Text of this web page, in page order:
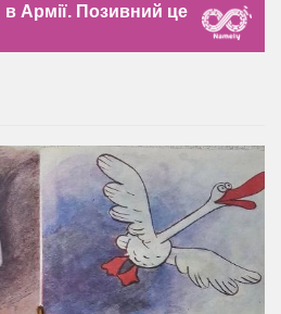
Армії. Позивний це